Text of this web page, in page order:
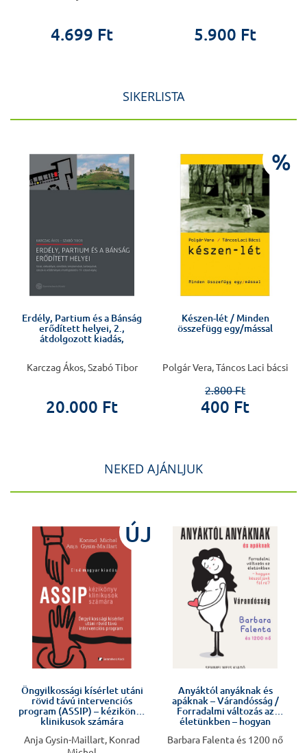
4.699 Ft 5.900 Ft
SIKERLISTA
Erdély, Partium és a Bánság
erődített helyei, 2.,
átdolgozott kiadás,
Karczag Ákos, Szabó Tibor
20.000 Ft
%
Készen-lét / Minden
összefügg egy/mással
Polgár Vera, Táncos Laci bácsi
2.800 Ft
400 Ft
NEKED AJÁNLJUK
ÚJ
Öngyilkossági kísérlet utáni
rövid távú intervenciós
program (ASSIP) – kézikönyv
klinikusok számára
Anja Gysin-Maillart, Konrad
Anyáktól anyáknak és
apáknak – Várandósság /
Forradalmi változás az
életünkben – hogyan
Barbara Falenta és 1200 nő